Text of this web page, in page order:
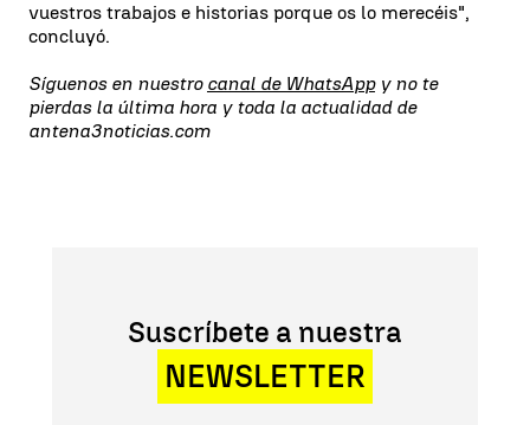
vuestros trabajos e historias porque os lo merecéis",
concluyó.
Síguenos en nuestro canal de WhatsAppy no te
pierdas la última hora y toda la actualidad de
antena3noticias.com
Suscríbete a nuestra
NEWSLETTER